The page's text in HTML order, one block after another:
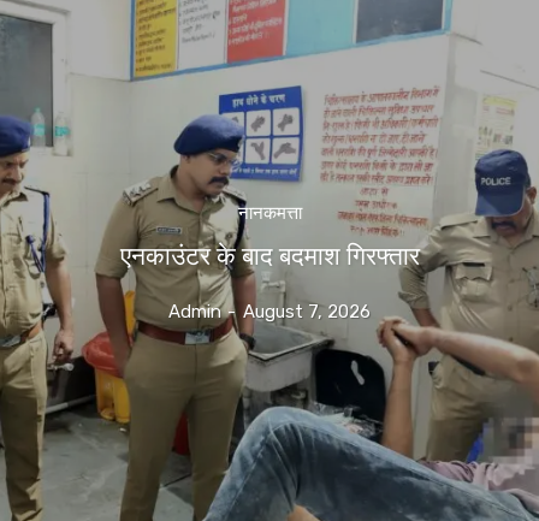
नानकमत्ता
एनकाउंटर के बाद बदमाश गिरफ्तार
Admin - August 7, 2026